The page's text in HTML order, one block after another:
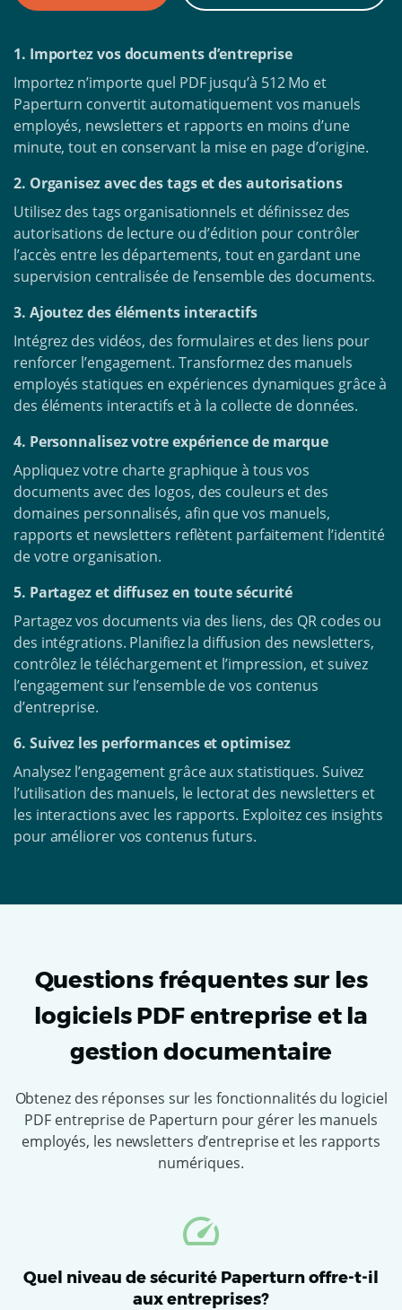
1. Importez vos documents d’entreprise
Importez n’importe quel PDF jusqu’à 512 Mo et
Paperturn convertit automatiquement vos manuels
employés, newsletters et rapports en moins d’une
minute, tout en conservant la mise en page d’origine.
2. Organisez avec des tags et des autorisations
Utilisez des tags organisationnels et définissez des
autorisations de lecture ou d’édition pour contrôler
l’accès entre les départements, tout en gardant une
supervision centralisée de l’ensemble des documents.
3. Ajoutez des éléments interactifs
Intégrez des vidéos, des formulaires et des liens pour
renforcer l’engagement. Transformez des manuels
employés statiques en expériences dynamiques grâce à
des éléments interactifs et à la collecte de données.
4. Personnalisez votre expérience de marque
Appliquez votre charte graphique à tous vos
documents avec des logos, des couleurs et des
domaines personnalisés, afin que vos manuels,
rapports et newsletters reflètent parfaitement l’identité
de votre organisation.
5. Partagez et diffusez en toute sécurité
Partagez vos documents via des liens, des QR codes ou
des intégrations. Planifiez la diffusion des newsletters,
contrôlez le téléchargement et l’impression, et suivez
l’engagement sur l’ensemble de vos contenus
d’entreprise.
6. Suivez les performances et optimisez
Analysez l’engagement grâce aux statistiques. Suivez
l’utilisation des manuels, le lectorat des newsletters et
les interactions avec les rapports. Exploitez ces insights
pour améliorer vos contenus futurs.
Questions fréquentes sur les
logiciels PDF entreprise et la
gestion documentaire
Obtenez des réponses sur les fonctionnalités du logiciel
PDF entreprise de Paperturn pour gérer les manuels
employés, les newsletters d’entreprise et les rapports
numériques.
Quel niveau de sécurité Paperturn offre-t-il
aux entreprises?